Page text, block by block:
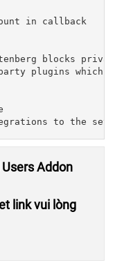
in callback
blocks
plugins which
to the
Addon
link vui lòng